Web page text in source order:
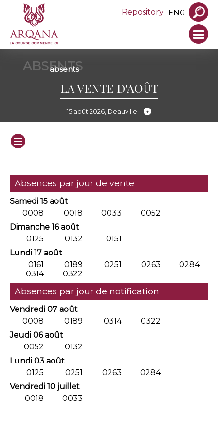
Repository ENG
ABSENTS
absents
LA VENTE D'AOÛT
15 août 2026, Deauville
Absences par jour de vente
Samedi 15 août
0008
0018 0033
0052
Dimanche 16 août
0125
0132
0151
Lundi 17 août
0161
0189 0251 0263
0284
0314
0322
Absences par jour de notification
Vendredi 07 août
0008
0189 0314
0322
Jeudi 06 août
0052
0132
Lundi 03 août
0125
0251 0263
0284
Vendredi 10 juillet
0018
0033